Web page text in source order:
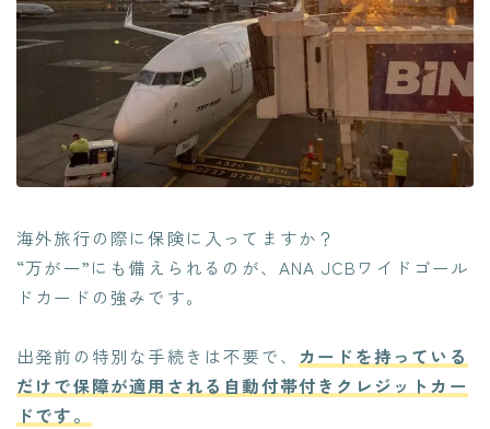
海外旅行の際に保険に入ってますか？
“万が一”にも備えられるのが、ANA JCBワイドゴール
ドカードの強みです。
出発前の特別な手続きは不要で、 カードを持っている
だけで保障が適用される自動付帯付きクレジットカー
ドです。